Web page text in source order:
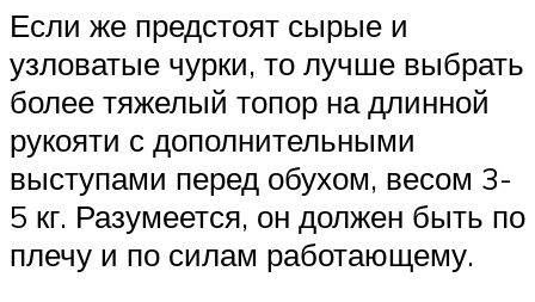
Если же предстоят сырые и
узловатые чурки, то лучше выбрать
более тяжелый топор на длинной
рукояти с дополнительными
выступами перед обухом, весом 3-
5 кг. Разумеется, он должен быть по
плечу и по силам работающему.